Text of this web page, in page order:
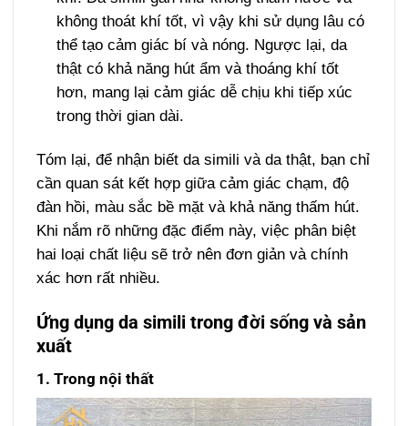
không thoát khí tốt, vì vậy khi sử dụng lâu có
thể tạo cảm giác bí và nóng. Ngược lại, da
thật có khả năng hút ẩm và thoáng khí tốt
hơn, mang lại cảm giác dễ chịu khi tiếp xúc
trong thời gian dài.
Tóm lại, để nhận biết da simili và da thật, bạn chỉ
cần quan sát kết hợp giữa cảm giác chạm, độ
đàn hồi, màu sắc bề mặt và khả năng thấm hút.
Khi nắm rõ những đặc điểm này, việc phân biệt
hai loại chất liệu sẽ trở nên đơn giản và chính
xác hơn rất nhiều.
Ứng dụng da simili trong đời sống và sản
xuất
1. Trong nội thất